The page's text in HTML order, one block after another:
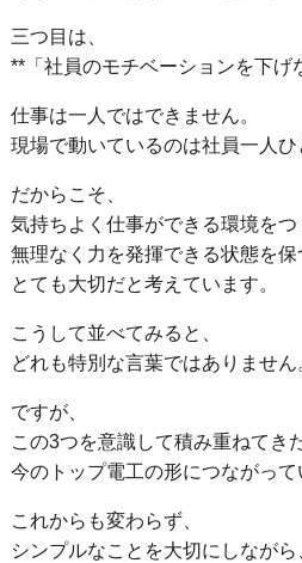
三つ目は、
**「社員のモチベーションを下げ
仕事は一人ではできません。
現場で動いているのは社員一人ひ
だからこそ、
気持ちよく仕事ができる環境をつ
無理なく力を発揮できる状態を保
とても大切だと考えています。
こうして並べてみると、
どれも特別な言葉ではありません
ですが、
この3つを意識して積み重ねてき
今のトップ電工の形につながって
これからも変わらず、
シンプルなことを大切にしながら